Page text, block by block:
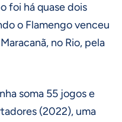
foi há quase dois
o Flamengo venceu
no Rio, pela
soma 55 jogos e
(2022), uma